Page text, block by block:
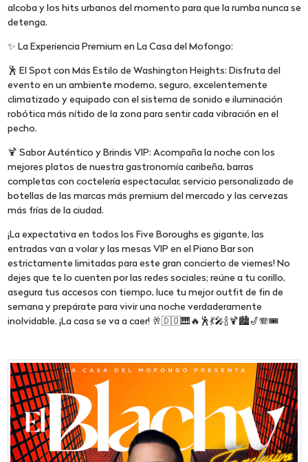
alcoba y los hits urbanos del momento para que la rumba nunca se
detenga.
✨ La Experiencia Premium en La Casa del Mofongo:
🕺 El Spot con Más Estilo de Washington Heights: Disfruta del
evento en un ambiente moderno, seguro, excelentemente
climatizado y equipado con el sistema de sonido e iluminación
robótica más nítido de la zona para sentir cada vibración en el
pecho.
🍹 Sabor Auténtico y Brindis VIP: Acompaña la noche con los
mejores platos de nuestra gastronomía caribeña, barras
completas con coctelería espectacular, servicio personalizado de
botellas de las marcas más premium del mercado y las cervezas
más frías de la ciudad.
¡La expectativa en todos los Five Boroughs es gigante, las
entradas van a volar y las mesas VIP en el Piano Bar son
estrictamente limitadas para este gran concierto de viernes! No
dejes que te lo cuenten por las redes sociales; reúne a tu corillo,
asegura tus accesos con tiempo, luce tu mejor outfit de fin de
semana y prepárate para vivir una noche verdaderamente
inolvidable. ¡La casa se va a caer! 🥂🇩🇴🎹🔥🕺💃🎤🍾🍹🏙️🎷🪗🎟️